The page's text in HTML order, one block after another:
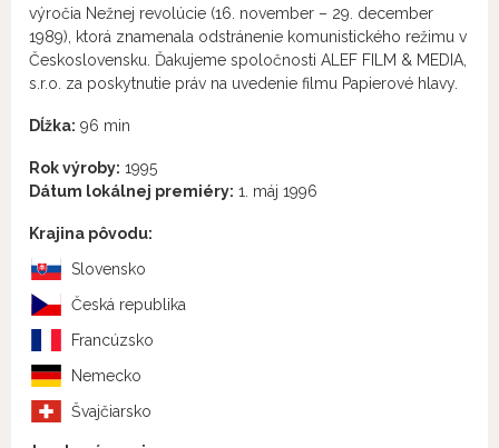
výročia Nežnej revolúcie (16. november – 29. december
1989), ktorá znamenala odstránenie komunistického režimu v
Československu. Ďakujeme spoločnosti ALEF FILM & MEDIA,
s.r.o. za poskytnutie práv na uvedenie filmu Papierové hlavy.
Dĺžka: 96 min
Rok výroby: 1995
Dátum lokálnej premiéry: 1. máj 1996
Krajina pôvodu:
Slovensko
Česká republika
Francúzsko
Nemecko
Švajčiarsko